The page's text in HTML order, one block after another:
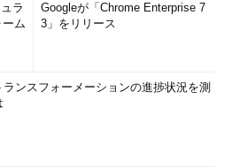
ラ
ム
Googleが「Chrome Enterprise 7
3」をリリース
ンスフォーメーションの進捗状況を測